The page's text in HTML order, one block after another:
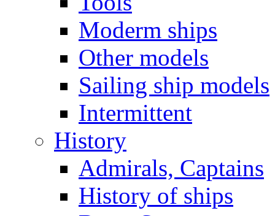
Moderm ships
Other models
Sailing ship models
Intermittent
History
Admirals, Captains
History of ships